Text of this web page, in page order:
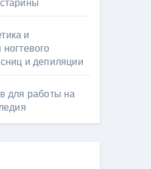
и
и депиляции
для работы на